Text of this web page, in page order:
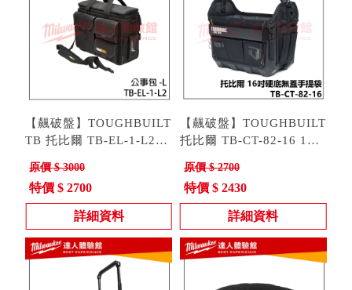
【飆破盤】TOUGHBUILT
TB 托比爾 TB-EL-1-L2
收納 外出 工業 大容量
原價 $ 3000
特價 $ 2700
詳細資料
【飆破盤】TOUGHBUILT
托比爾 TB-CT-82-16 16
工具 收納 工程 水電
原價 $ 2700
特價 $ 2430
詳細資料